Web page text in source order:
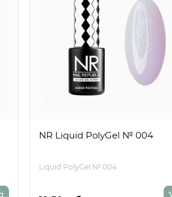
NR Liquid PolyGel № 004
Liquid PolyGel № 004